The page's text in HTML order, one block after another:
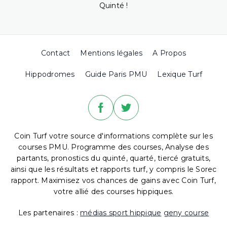
Quinté !
Contact Mentions légales A Propos
Hippodromes Guide Paris PMU Lexique Turf
Coin Turf votre source d'informations complète sur les
courses PMU. Programme des courses, Analyse des
partants, pronostics du quinté, quarté, tiercé gratuits,
ainsi que les résultats et rapports turf, y compris le Sorec
rapport. Maximisez vos chances de gains avec Coin Turf,
votre allié des courses hippiques.
Les partenaires : médias sport hippique geny course